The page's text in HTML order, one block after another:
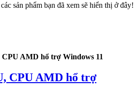
sản phẩm bạn đã xem sẽ hiển thị ở đây!
CPU AMD hổ trợ Windows 11
CPU AMD hổ trợ